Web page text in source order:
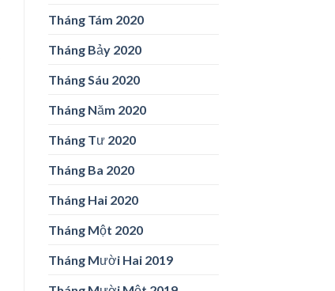
Tháng Tám 2020
Tháng Bảy 2020
Tháng Sáu 2020
Tháng Năm 2020
Tháng Tư 2020
Tháng Ba 2020
Tháng Hai 2020
Tháng Một 2020
Tháng Mười Hai 2019